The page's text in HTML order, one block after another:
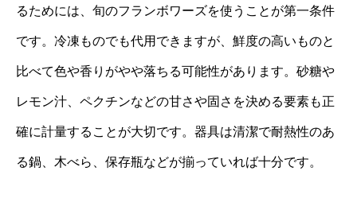
るためには、旬のフランボワーズを使うことが第一条件
です。冷凍ものでも代用できますが、鮮度の高いものと
比べて色や香りがやや落ちる可能性があります。砂糖や
レモン汁、ペクチンなどの甘さや固さを決める要素も正
確に計量することが大切です。器具は清潔で耐熱性のあ
る鍋、木べら、保存瓶などが揃っていれば十分です。